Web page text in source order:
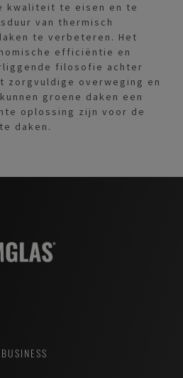
kwaliteit te eisen en te
van thermisch
te verbeteren. Het
efficiëntie en
filosofie achter
zorgvuldige overweging en
groene daken een
oplossing zijn voor de
daken.